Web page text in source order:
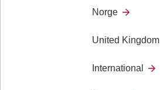
Norge
United Kingdom
International